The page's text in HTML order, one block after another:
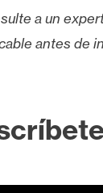
a un
antes de